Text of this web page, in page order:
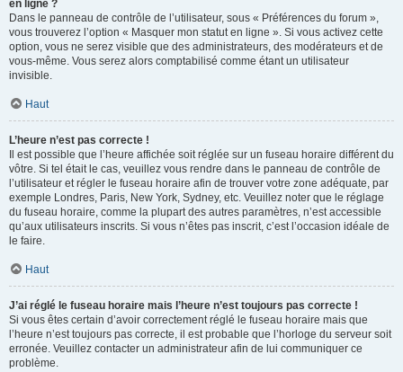
en ligne ?
Dans le panneau de contrôle de l’utilisateur, sous « Préférences du forum »,
vous trouverez l’option « Masquer mon statut en ligne ». Si vous activez cette
option, vous ne serez visible que des administrateurs, des modérateurs et de
vous-même. Vous serez alors comptabilisé comme étant un utilisateur
invisible.
Haut
L’heure n’est pas correcte !
Il est possible que l’heure affichée soit réglée sur un fuseau horaire différent du
vôtre. Si tel était le cas, veuillez vous rendre dans le panneau de contrôle de
l’utilisateur et régler le fuseau horaire afin de trouver votre zone adéquate, par
exemple Londres, Paris, New York, Sydney, etc. Veuillez noter que le réglage
du fuseau horaire, comme la plupart des autres paramètres, n’est accessible
qu’aux utilisateurs inscrits. Si vous n’êtes pas inscrit, c’est l’occasion idéale de
le faire.
Haut
J’ai réglé le fuseau horaire mais l’heure n’est toujours pas correcte !
Si vous êtes certain d’avoir correctement réglé le fuseau horaire mais que
l’heure n’est toujours pas correcte, il est probable que l’horloge du serveur soit
erronée. Veuillez contacter un administrateur afin de lui communiquer ce
problème.